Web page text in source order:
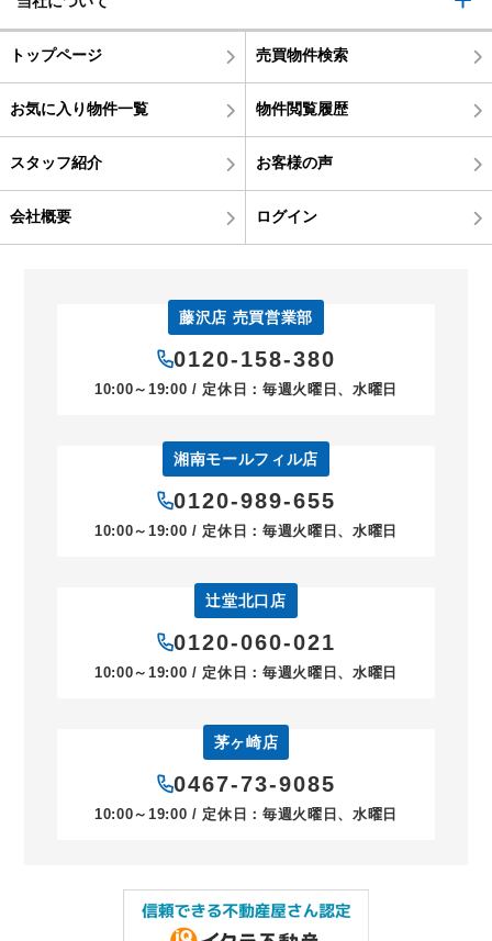
トップページ 売買物件検索
お気に入り物件一覧 物件閲覧履歴
スタッフ紹介 お客様の声
会社概要 ログイン
藤沢店 売買営業部
0120-158-380
10:00～19:00 / 定休日：毎週火曜日、水曜日
湘南モールフィル店
0120-989-655
10:00～19:00 / 定休日：毎週火曜日、水曜日
辻堂北口店
0120-060-021
10:00～19:00 / 定休日：毎週火曜日、水曜日
茅ヶ崎店
0467-73-9085
10:00～19:00 / 定休日：毎週火曜日、水曜日